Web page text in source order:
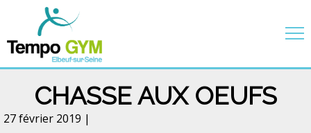
CHASSE AUX OEUFS
27 février 2019 |